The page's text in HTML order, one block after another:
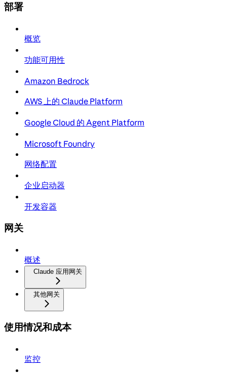
部署
概览
功能可用性
Amazon Bedrock
AWS 上的 Claude Platform
Google Cloud 的 Agent Platform
Microsoft Foundry
网络配置
企业启动器
开发容器
网关
概述
Claude 应用网关
其他网关
使用情况和成本
监控